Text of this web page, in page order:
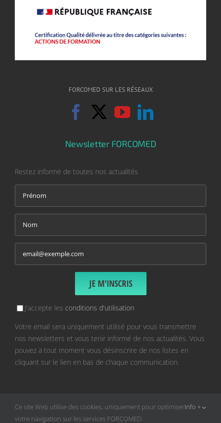
FORCOMED SUR LES RÉSEAUX
Newsletter FORCOMED
Restez informé de toutes nos actualités
J'accepte les conditions d'utilisation
Votre email sera uniquement utilisé pour vous transmettre
nos newsletters et vous tenir informé de nos actualités. Vous
pouvez à tout moment vous désinscrire de nos listes en
cliquant sur le lien en bas de chaque communication.
Ce site Web utilise des cookies, uniquement pour optimiser
votre navigation sur les services FORCOMED.
Info +